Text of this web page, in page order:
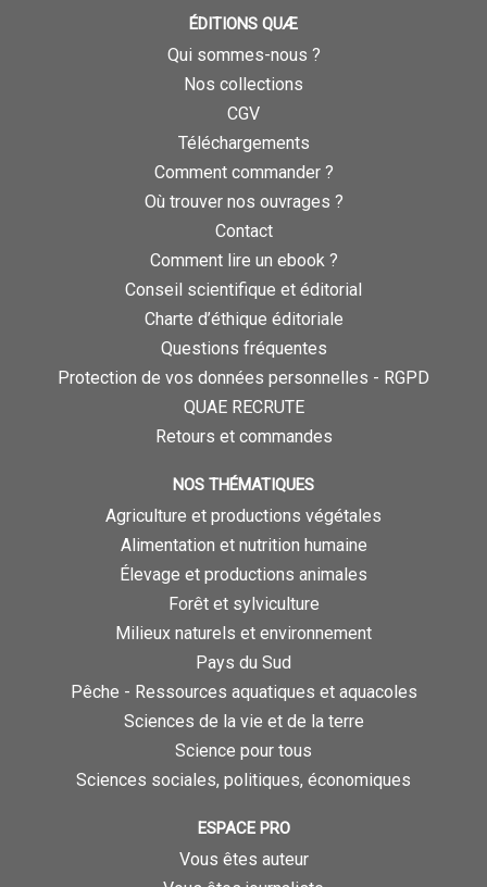
ÉDITIONS QUÆ
Qui sommes-nous ?
Nos collections
CGV
Téléchargements
Comment commander ?
Où trouver nos ouvrages ?
Contact
Comment lire un ebook ?
Conseil scientifique et éditorial
Charte d’éthique éditoriale
Questions fréquentes
Protection de vos données personnelles - RGPD
QUAE RECRUTE
Retours et commandes
NOS THÉMATIQUES
Agriculture et productions végétales
Alimentation et nutrition humaine
Élevage et productions animales
Forêt et sylviculture
Milieux naturels et environnement
Pays du Sud
Pêche - Ressources aquatiques et aquacoles
Sciences de la vie et de la terre
Science pour tous
Sciences sociales, politiques, économiques
ESPACE PRO
Vous êtes auteur